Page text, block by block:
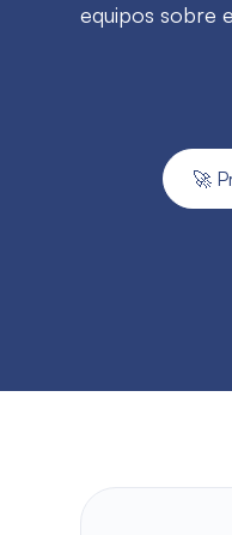
equipos sobre
🚀